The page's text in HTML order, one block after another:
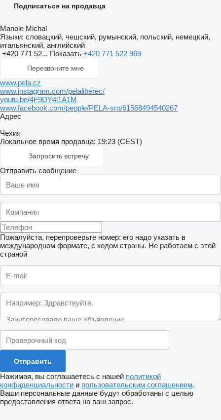
Подписаться на продавца
Manole Michal
Языки: словацкий, чешский, румынский, польский, немецкий,
итальянский, английский
+420 771 52... Показать +420 771 522 969
Перезвоните мне
www.pela.cz
www.instagram.com/pelaliberec/
youtu.be/4F9DY4l1A1M
www.facebook.com/people/PELA-sro/61568494540267
Адрес
Чехия
Локальное время продавца: 19:23 (CEST)
Запросить встречу
Отправить сообщение
Пожалуйста, перепроверьте номер: его надо указать в
международном формате, с кодом страны. Не работаем с этой
страной
Нажимая, вы соглашаетесь с нашей политикой
конфиденциальности и пользовательским соглашением.
Ваши персональные данные будут обработаны с целью
предоставления ответа на ваш запрос.